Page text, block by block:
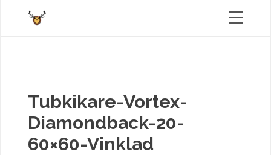
Tubkikare-Vortex-
Diamondback-20-
60×60-Vinklad